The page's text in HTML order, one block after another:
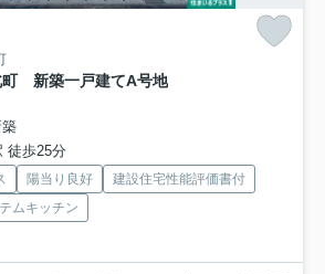
町 新築一戸建てA号地
徒歩25分
陽当り良好
建設住宅性能評価書付
ムキッチン